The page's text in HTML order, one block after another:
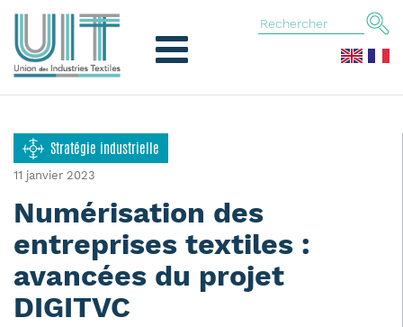
Stratégie industrielle
11 janvier 2023
Numérisation des
entreprises textiles :
avancées du projet
DIGITVC